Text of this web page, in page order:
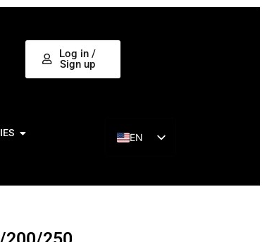
Log in /
Sign up
EN